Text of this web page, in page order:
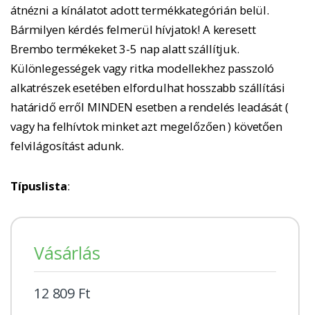
átnézni a kínálatot adott termékkategórián belül.
Bármilyen kérdés felmerül hívjatok! A keresett
Brembo termékeket 3-5 nap alatt szállítjuk.
Különlegességek vagy ritka modellekhez passzoló
alkatrészek esetében elfordulhat hosszabb szállítási
határidő erről MINDEN esetben a rendelés leadását (
vagy ha felhívtok minket azt megelőzően ) követően
felvilágosítást adunk.
Típuslista:
Vásárlás
12 809 Ft